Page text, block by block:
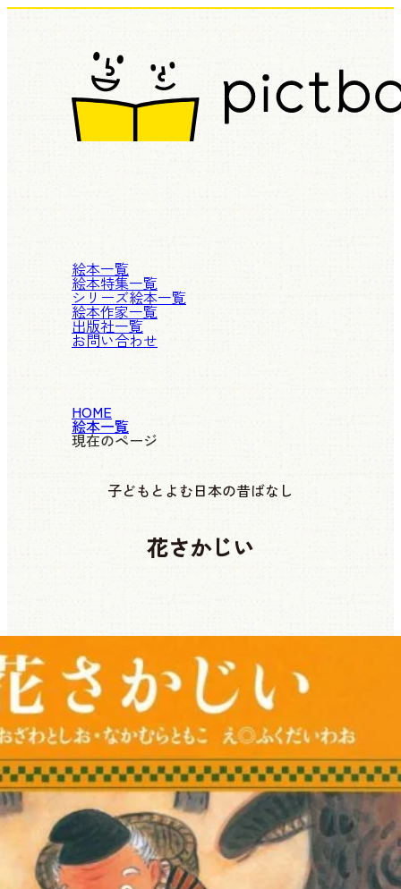
絵本一覧
絵本特集一覧
シリーズ絵本一覧
絵本作家一覧
出版社一覧
お問い合わせ
HOME
絵本一覧
現在のページ
子どもとよむ日本の昔ばなし
花さかじい